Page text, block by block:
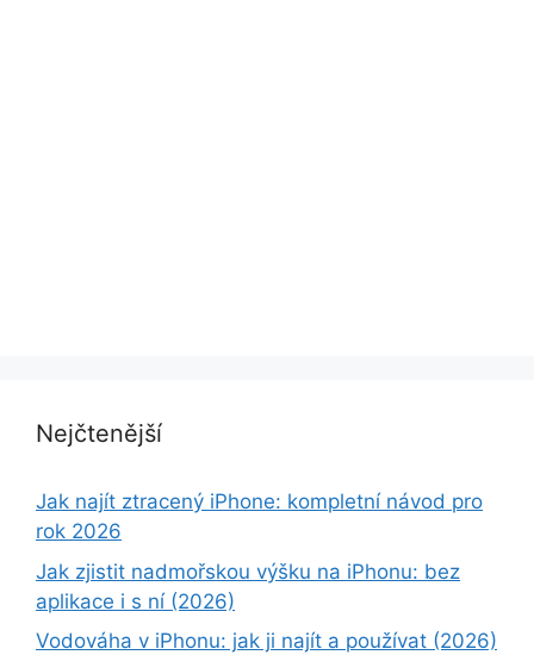
Nejčtenější
Jak najít ztracený iPhone: kompletní návod pro
rok 2026
Jak zjistit nadmořskou výšku na iPhonu: bez
aplikace i s ní (2026)
Vodováha v iPhonu: jak ji najít a používat (2026)